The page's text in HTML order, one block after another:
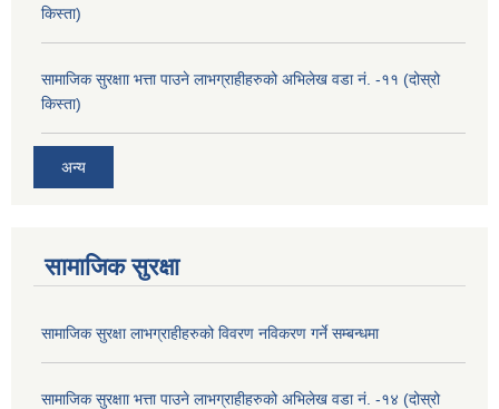
किस्ता)
सामाजिक सुरक्षाा भत्ता पाउने लाभग्राहीहरुको अभिलेख वडा नं. -११ (दोस्रो
किस्ता)
अन्य
सामाजिक सुरक्षा
सामाजिक सुरक्षा लाभग्राहीहरुको विवरण नविकरण गर्ने सम्बन्धमा
सामाजिक सुरक्षाा भत्ता पाउने लाभग्राहीहरुको अभिलेख वडा नं. -१४ (दोस्रो